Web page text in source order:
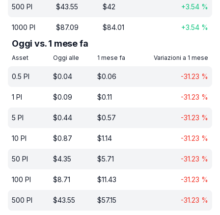
500 PI $43.55 $42 +3.54 %
1000 PI $87.09 $84.01 +3.54 %
Oggi vs. 1 mese fa
Asset Oggi alle 1 mese fa Variazioni a 1 mese
0.5 PI $0.04 $0.06 -31.23 %
1 PI $0.09 $0.11 -31.23 %
5 PI $0.44 $0.57 -31.23 %
10 PI $0.87 $1.14 -31.23 %
50 PI $4.35 $5.71 -31.23 %
100 PI $8.71 $11.43 -31.23 %
500 PI $43.55 $57.15 -31.23 %